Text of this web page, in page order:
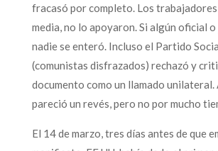
fracasó por completo. Los trabajadores
media, no lo apoyaron. Si algún oficial
nadie se enteró. Incluso el Partido
(comunistas disfrazados) rechazó y
documento como un llamado unilateral.
pareció un revés, pero no por mucho
El 14 de marzo, tres días antes de que